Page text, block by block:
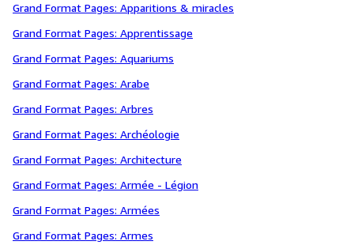
Grand Format Pages: Apparitions & miracles
Grand Format Pages: Apprentissage
Grand Format Pages: Aquariums
Grand Format Pages: Arabe
Grand Format Pages: Arbres
Grand Format Pages: Archéologie
Grand Format Pages: Architecture
Grand Format Pages: Armée - Légion
Grand Format Pages: Armées
Grand Format Pages: Armes